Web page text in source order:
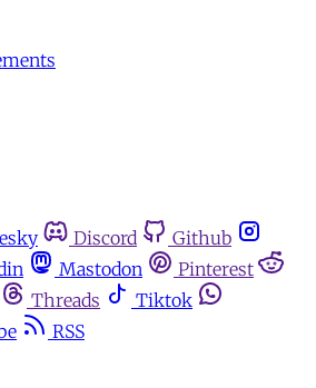
Discord
Github
Mastodon
Pinterest
Threads
Tiktok
RSS